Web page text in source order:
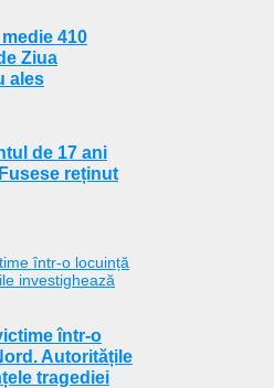
410
Ziua
ales
de 17 ani
reținut
într-o
Autoritățile
tragediei